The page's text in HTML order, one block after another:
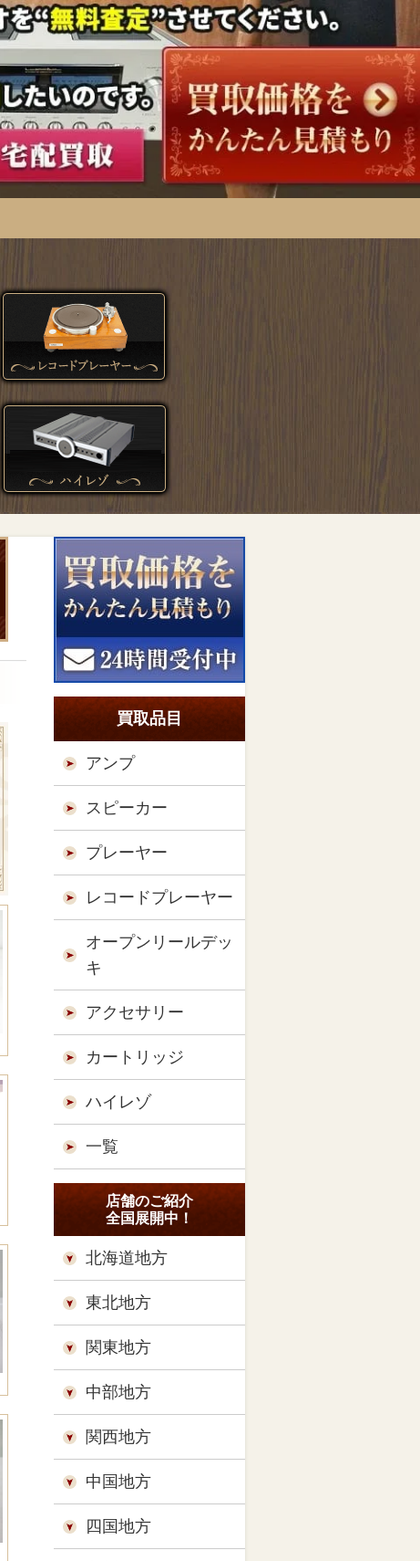
買取品目
アンプ
スピーカー
プレーヤー
レコードプレーヤー
オープンリールデッ
キ
アクセサリー
カートリッジ
ハイレゾ
一覧
店舗のご紹介
全国展開中！
北海道地方
東北地方
関東地方
中部地方
関西地方
中国地方
四国地方